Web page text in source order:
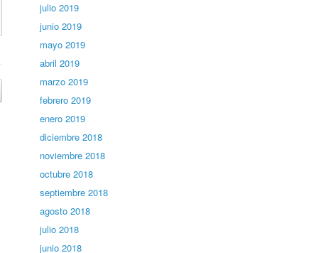
julio 2019
junio 2019
mayo 2019
abril 2019
marzo 2019
febrero 2019
enero 2019
diciembre 2018
noviembre 2018
octubre 2018
septiembre 2018
agosto 2018
julio 2018
junio 2018